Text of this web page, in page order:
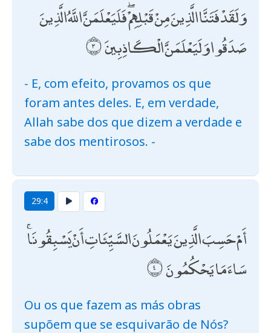
وَلَقَدْ فَتَنَّا الَّذِينَ مِنْ قَبْلِهِمْ ۖ فَلَيَعْلَمَنَّ اللَّهُ الَّذِينَ
صَدَقُوا وَلَيَعْلَمَنَّ الْكَاذِبِينَ
- E, com efeito, provamos os que
foram antes deles. E, em verdade,
Allah sabe dos que dizem a verdade e
sabe dos mentirosos. -
29:4
أَمْ حَسِبَ الَّذِينَ يَعْمَلُونَ السَّيِّئَاتِ أَنْ يَسْبِقُونَا ۚ
سَاءَ مَا يَحْكُمُونَ
Ou os que fazem as más obras
supõem que se esquivarão de Nós?